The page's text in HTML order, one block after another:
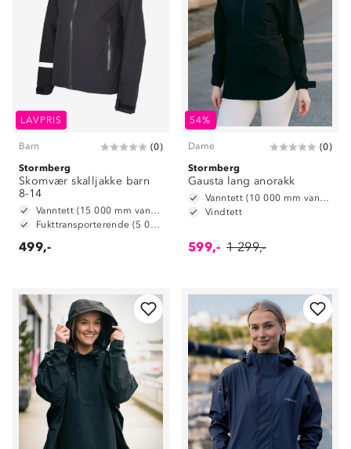
LAVPRIS
Barn (0)
Stormberg
Skomvær skalljakke barn
8-14
Vanntett (15 000 mm vannsøyle)
Fukttransporterende (5 000 g/ m2/ 24t)
499,-
54%
Dame (0)
Stormberg
Gausta lang anorakk
Vanntett (10 000 mm vannsøyle)
Vindtett
599,- 1 299,-